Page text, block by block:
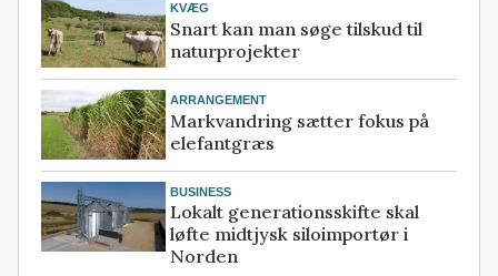
KVÆG
Snart kan man søge tilskud til
naturprojekter
ARRANGEMENT
Markvandring sætter fokus på
elefantgræs
BUSINESS
Lokalt generationsskifte skal
løfte midtjysk siloimportør i
Norden